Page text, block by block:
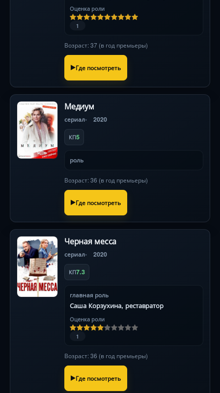
Оценка роли
1
Возраст: 37 (в год премьеры)
Где посмотреть
Медиум
сериал 2020
КП5
роль
Возраст: 36 (в год премьеры)
Где посмотреть
Черная месса
сериал 2020
КП7.3
главная роль
Саша Корзухина, реставратор
Оценка роли
1
Возраст: 36 (в год премьеры)
Где посмотреть